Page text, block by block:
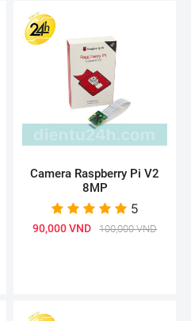
Camera Raspberry Pi V2
8MP
5
90,000 VND 100,000 VND